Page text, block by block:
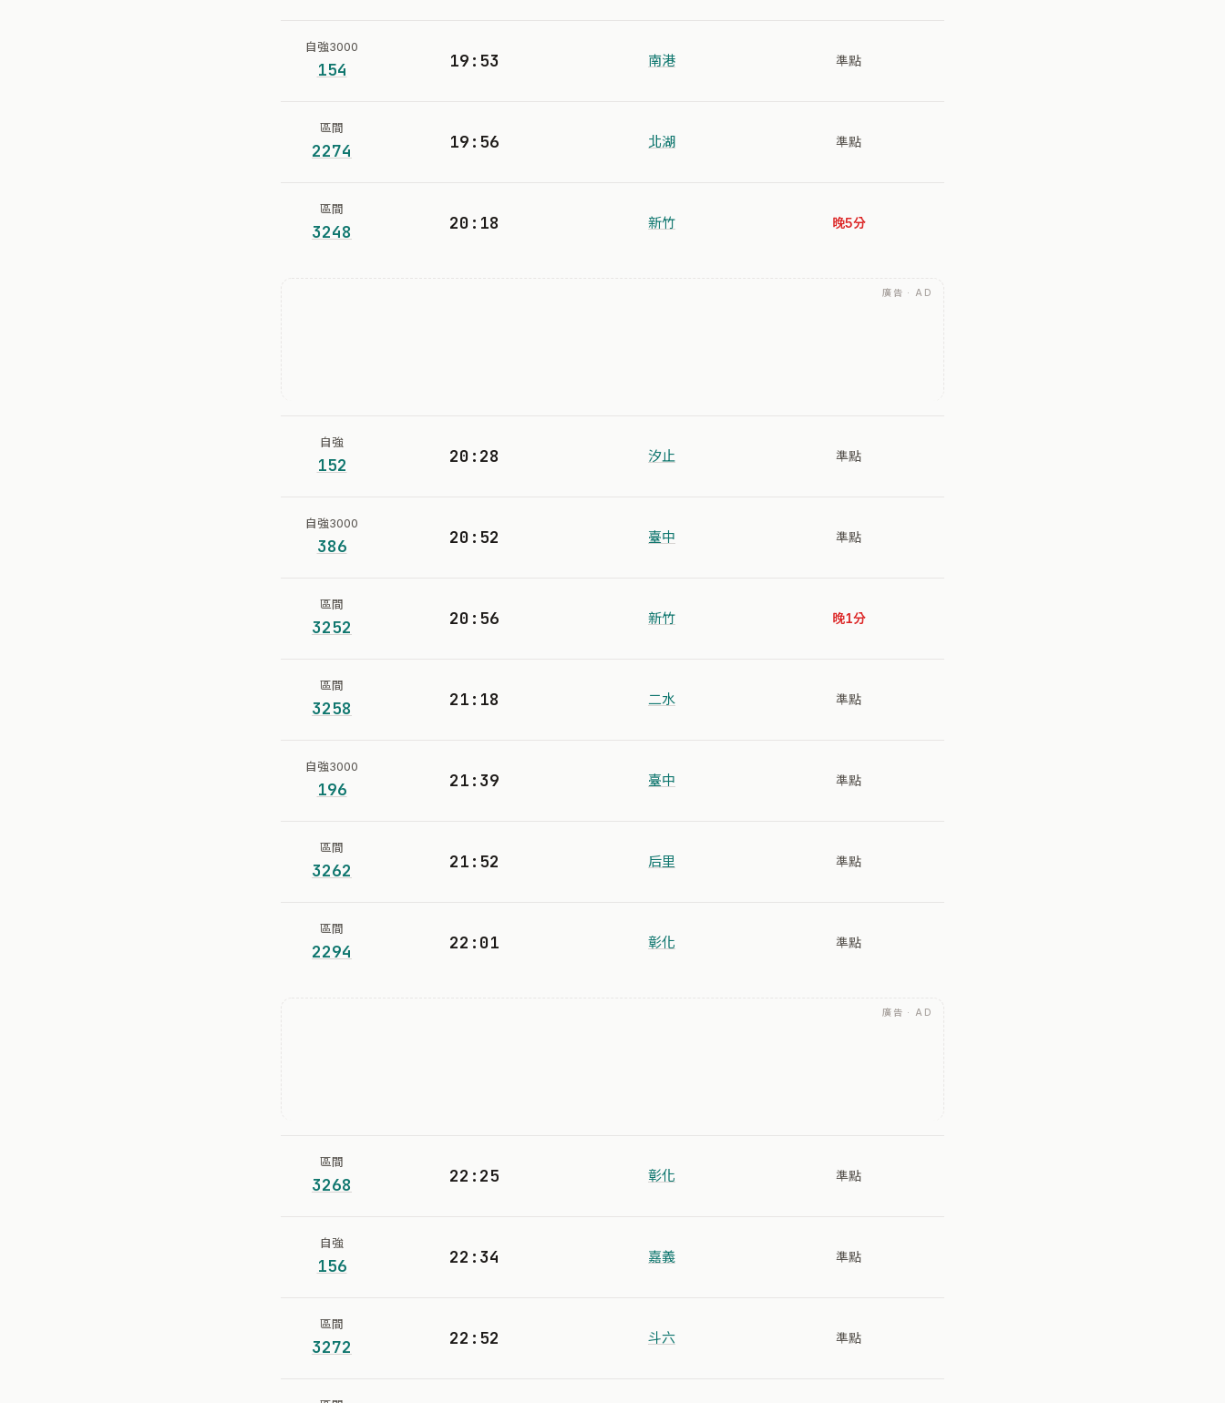
自強3000
154 19:53 南港 準點
區間
2274 19:56 北湖 準點
區間
3248 20:18 新竹 晚5分
廣告 · AD
自強
152 20:28 汐止 準點
自強3000
386 20:52 臺中 準點
區間
3252 20:56 新竹 晚1分
區間
3258 21:18 二水 準點
自強3000
196 21:39 臺中 準點
區間
3262 21:52 后里 準點
區間
2294 22:01 彰化 準點
廣告 · AD
區間
3268 22:25 彰化 準點
自強
156 22:34 嘉義 準點
區間
3272 22:52 斗六 準點